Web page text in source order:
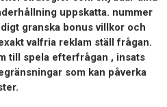
uppskatta. nummer
granska bonus villkor och
valfria reklam ställ frågan.
till spela efterfrågan , insats
som kan påverka